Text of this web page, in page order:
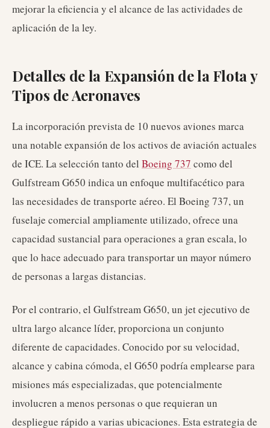
mejorar la eficiencia y el alcance de las actividades de
aplicación de la ley.
Detalles de la Expansión de la Flota y
Tipos de Aeronaves
La incorporación prevista de 10 nuevos aviones marca
una notable expansión de los activos de aviación actuales
de ICE. La selección tanto del Boeing 737 como del
Gulfstream G650 indica un enfoque multifacético para
las necesidades de transporte aéreo. El Boeing 737, un
fuselaje comercial ampliamente utilizado, ofrece una
capacidad sustancial para operaciones a gran escala, lo
que lo hace adecuado para transportar un mayor número
de personas a largas distancias.
Por el contrario, el Gulfstream G650, un jet ejecutivo de
ultra largo alcance líder, proporciona un conjunto
diferente de capacidades. Conocido por su velocidad,
alcance y cabina cómoda, el G650 podría emplearse para
misiones más especializadas, que potencialmente
involucren a menos personas o que requieran un
despliegue rápido a varias ubicaciones. Esta estrategia de